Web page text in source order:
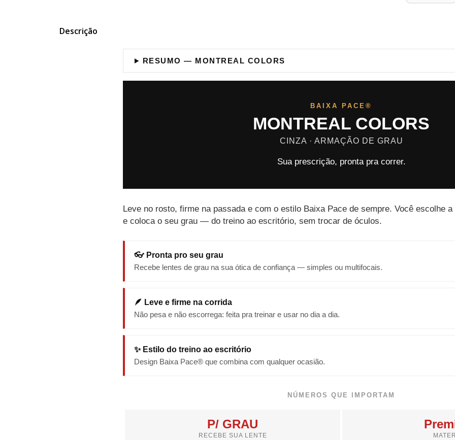
Descrição
RESUMO — MONTREAL COLORS
BAIXA PACE®
MONTREAL COLORS
CINZA · ARMAÇÃO DE GRAU
Sua prescrição, pronta pra correr.
Leve no rosto, firme na passada e com o estilo Baixa Pace de sempre. Você escolhe
e coloca o seu grau — do treino ao escritório, sem trocar de óculos.
👓 Pronta pro seu grau
Recebe lentes de grau na sua ótica de confiança — simples ou multifocais.
🪶 Leve e firme na corrida
Não pesa e não escorrega: feita pra treinar e usar no dia a dia.
✨ Estilo do treino ao escritório
Design Baixa Pace® que combina com qualquer ocasião.
NÚMEROS QUE IMPORTAM
P/ GRAU
RECEBE SUA LENTE